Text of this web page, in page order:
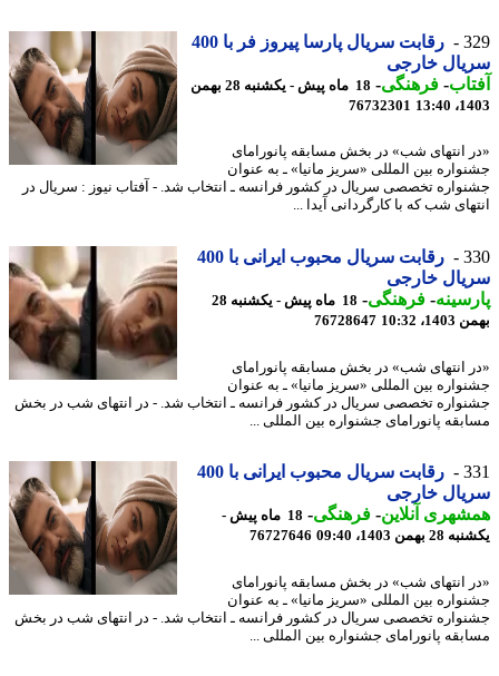
رقابت سریال پارسا پیروز فر با 400
خارجی
-فرهنگی-
18 ماه پیش - یکشنبه 28 بهمن
76732301
انتهای شب» در بخش مسابقه پانورامای
بین المللی «سریز مانیا» ـ به عنوان
تخصصی سریال در کشور فرانسه ـ انتخاب شد. - آفتاب نیوز : سریال در
شب که با کارگردانی آیدا ...
رقابت سریال محبوب ایرانی با 400
خارجی
-فرهنگی-
18 ماه پیش - یکشنبه 28
10:32
76728647
انتهای شب» در بخش مسابقه پانورامای
بین المللی «سریز مانیا» ـ به عنوان
تخصصی سریال در کشور فرانسه ـ انتخاب شد. - در انتهای شب در بخش
پانورامای جشنواره بین المللی ...
رقابت سریال محبوب ایرانی با 400
خارجی
آنلاین-فرهنگی-
18 ماه پیش -
1403، 09:40
76727646
انتهای شب» در بخش مسابقه پانورامای
بین المللی «سریز مانیا» ـ به عنوان
تخصصی سریال در کشور فرانسه ـ انتخاب شد. - در انتهای شب در بخش
پانورامای جشنواره بین المللی ...